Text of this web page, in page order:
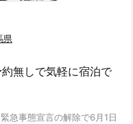
県
約無しで気軽に宿泊で
急事態宣言の解除で6月1日